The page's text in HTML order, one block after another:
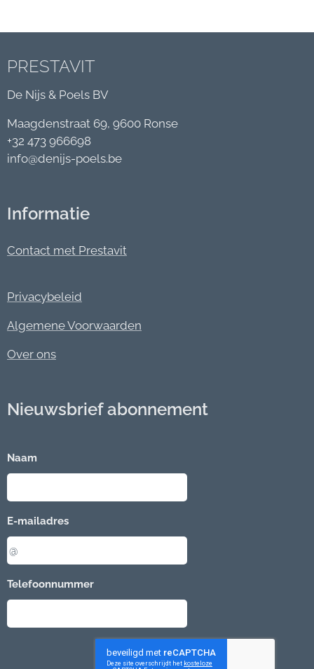
PRESTAVIT
De Nijs & Poels BV
Maagdenstraat 69, 9600 Ronse
+32 473 966698
info@denijs-poels.be
Informatie
Contact met Prestavit
Privacybeleid
Algemene Voorwaarden
Over ons
Nieuwsbrief abonnement
Naam
E-mailadres
Telefoonnummer